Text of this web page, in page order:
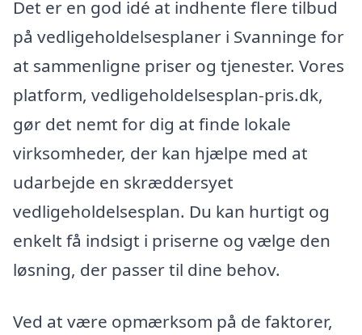
Det er en god idé at indhente flere tilbud
på vedligeholdelsesplaner i Svanninge for
at sammenligne priser og tjenester. Vores
platform, vedligeholdelsesplan-pris.dk,
gør det nemt for dig at finde lokale
virksomheder, der kan hjælpe med at
udarbejde en skræddersyet
vedligeholdelsesplan. Du kan hurtigt og
enkelt få indsigt i priserne og vælge den
løsning, der passer til dine behov.
Ved at være opmærksom på de faktorer,